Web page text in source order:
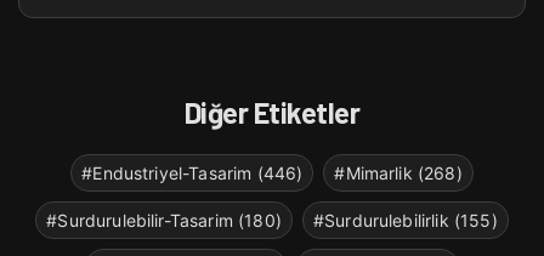
Diğer Etiketler
#Endustriyel-Tasarim (446) #Mimarlik (268)
#Surdurulebilir-Tasarim (180) #Surdurulebilirlik (155)